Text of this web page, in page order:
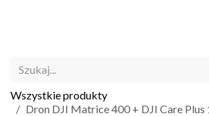
Wszystkie produkty
Dron DJI Matrice 400 + DJI Care Plus